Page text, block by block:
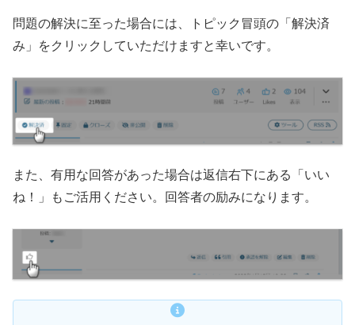
問題の解決に至った場合には、トピック冒頭の「解決済
み」をクリックしていただけますと幸いです。
また、有用な回答があった場合は返信右下にある「いい
ね！」もご活用ください。回答者の励みになります。